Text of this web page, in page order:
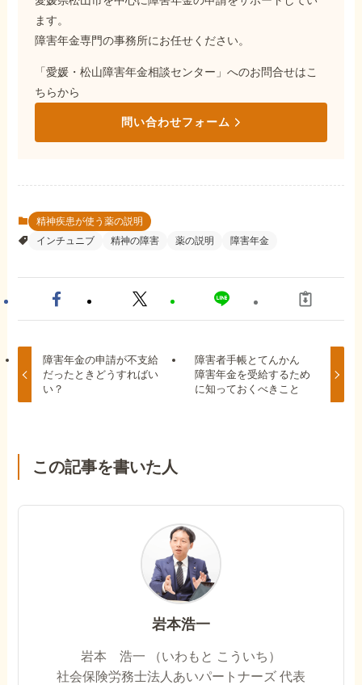
ます。
障害年金専門の事務所にお任せください。
「愛媛・松山障害年金相談センター」へのお問合せはこ
ちらから
問い合わせフォーム
精神疾患が使う薬の説明
インチュニブ
精神の障害 薬の説明 障害年金
障害年金の申請が不支給
だったときどうすればい
い？
障害者手帳とてんかん
障害年金を受給するため
に知っておくべきこと
この記事を書いた人
岩本浩一
岩本 浩一 （いわもと こういち）
社会保険労務士法人あいパートナーズ 代表